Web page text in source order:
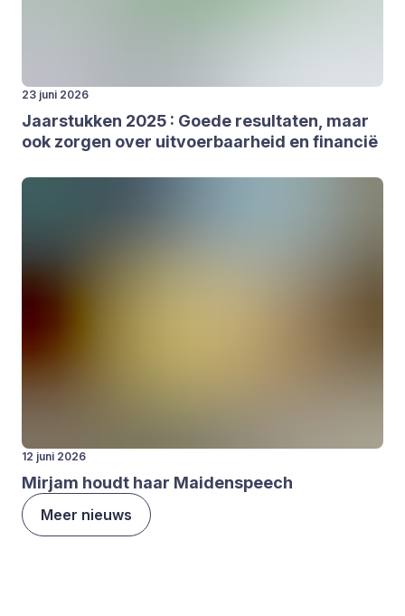
23 juni 2026
Jaar­stuk­ken 2025 : Goe­de resul­ta­ten, maar
ook zor­gen over uit­voer­baar­heid en finan­cië
12 juni 2026
Mir­jam houdt haar Mai­den­speech
Meer nieuws